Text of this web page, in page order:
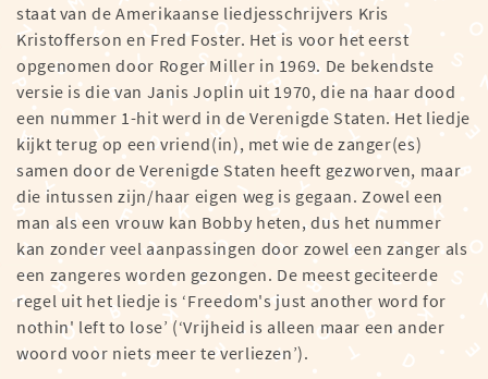
staat van de Amerikaanse liedjesschrijvers Kris
Kristofferson en Fred Foster. Het is voor het eerst
opgenomen door Roger Miller in 1969. De bekendste
versie is die van Janis Joplin uit 1970, die na haar dood
een nummer 1-hit werd in de Verenigde Staten. Het liedje
kijkt terug op een vriend(in), met wie de zanger(es)
samen door de Verenigde Staten heeft gezworven, maar
die intussen zijn/haar eigen weg is gegaan. Zowel een
man als een vrouw kan Bobby heten, dus het nummer
kan zonder veel aanpassingen door zowel een zanger als
een zangeres worden gezongen. De meest geciteerde
regel uit het liedje is ‘Freedom's just another word for
nothin' left to lose’ (‘Vrijheid is alleen maar een ander
woord voor niets meer te verliezen’).